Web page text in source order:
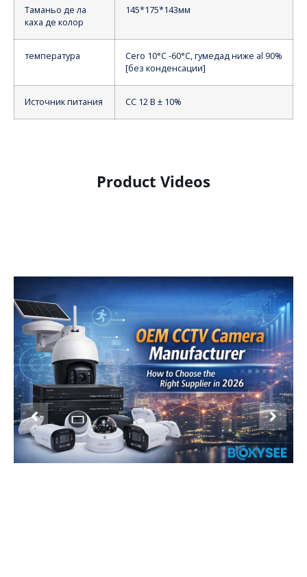
Таманьо де ла
каха де колор
145*175*143мм
температура
Cero 10°C -60°C, гумедад ниже al 90%
[без конденсации]
Источник питания СС 12 В ± 10%
Product Videos